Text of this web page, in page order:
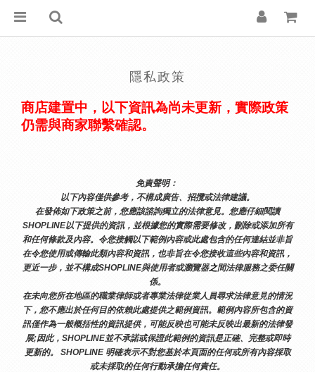
隱私政策
商店建置中，以下資訊為尚未更新，實際政策
仍需與商家聯繫確認。
免責聲明：
以下內容僅供參考，不構成廣告、招攬或法律建議。
在發佈如下政策之前，您應該諮詢獨立的法律意見。您應仔細閱讀
SHOPLINE以下提供的資訊，並根據您的實際需要修改，刪除或添加所有
和任何條款及內容。令您接觸以下範例內容或此處包含的任何連結並非旨
在令您使用或傳輸此類內容和資訊，也非旨在令您接收這些內容和資訊，
更近一步，並不構成SHOPLINE與使用者或瀏覽器之間法律服務之委任關
係。
在未向您所在地區的職業律師或者專業法律從業人員尋求法律意見的情況
下，您不應出於任何目的依賴此處提供之範例資訊。範例內容所包含的資
訊僅作為一般概括性的資訊提供，可能反映也可能未反映出最新的法律發
展;因此，SHOPLINE並不承諾或保證此範例的資訊是正確、完整或即時
更新的。 SHOPLINE 明確表示不對您基於本頁面的任何或所有內容採取
或未採取的任何行動承擔任何責任。